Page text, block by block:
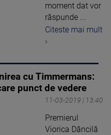
moment dat vor
răspunde ...
Citeste mai mult
›
cu Timmermans:
punct de vedere
11-03-2019 | 13:40
Premierul
Viorica Dăncilă